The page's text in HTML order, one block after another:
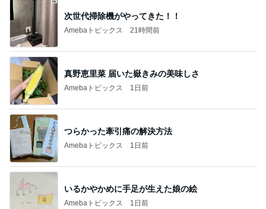
次世代掃除機がやってきた！！
Amebaトピックス 21時間前
真野恵里菜 届いた嶽きみの美味しさ
Amebaトピックス 1日前
つらかった牽引痛の解決方法
Amebaトピックス 1日前
いるかやかめに手足が生えた娘の絵
Amebaトピックス 1日前